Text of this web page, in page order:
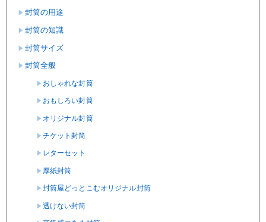
封筒の用途
封筒の知識
封筒サイズ
封筒全般
おしゃれな封筒
おもしろい封筒
オリジナル封筒
チケット封筒
レターセット
厚紙封筒
封筒屋どっとこむオリジナル封筒
透けない封筒